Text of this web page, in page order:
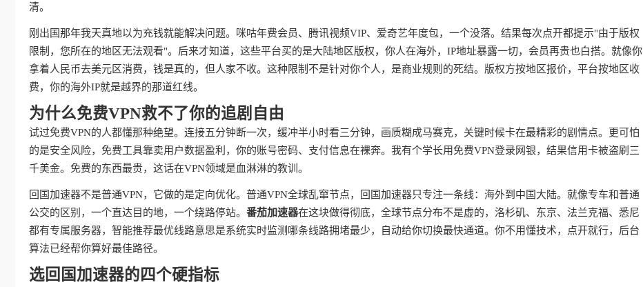
清。
刚出国那年我天真地以为充钱就能解决问题。咪咕年费会员、腾讯视频VIP、爱奇艺年度包，一个没落。结果每次点开都提示"由于版权
限制，您所在的地区无法观看"。后来才知道，这些平台买的是大陆地区版权，你人在海外，IP地址暴露一切，会员再贵也白搭。就像你
拿着人民币去美元区消费，钱是真的，但人家不收。这种限制不是针对你个人，是商业规则的死结。版权方按地区报价，平台按地区收
费，你的海外IP就是越界的那道红线。
为什么免费VPN救不了你的追剧自由
试过免费VPN的人都懂那种绝望。连接五分钟断一次，缓冲半小时看三分钟，画质糊成马赛克，关键时候卡在最精彩的剧情点。更可怕
的是安全风险，免费工具靠卖用户数据盈利，你的账号密码、支付信息在裸奔。我有个学长用免费VPN登录网银，结果信用卡被盗刷三
千美金。免费的东西最贵，这话在VPN领域是血淋淋的教训。
回国加速器不是普通VPN，它做的是定向优化。普通VPN全球乱窜节点，回国加速器只专注一条线：海外到中国大陆。就像专车和普通
公交的区别，一个直达目的地，一个绕路停站。 番茄加速器在这块做得彻底，全球节点分布不是虚的，洛杉矶、东京、法兰克福、悉尼
都有专属服务器，智能推荐最优线路意思是系统实时监测哪条线路拥堵最少，自动给你切换最快通道。你不用懂技术，点开就行，后台
算法已经帮你算好最佳路径。
选回国加速器的四个硬指标